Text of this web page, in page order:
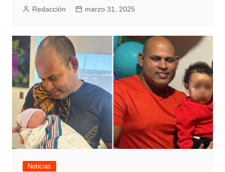
Redacción marzo 31, 2025
Noticias